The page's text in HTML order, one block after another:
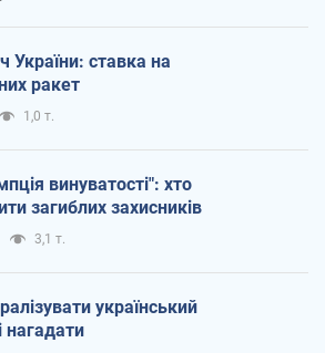
України: ставка на
ракет
1,0 т.
винуватості": хто
загиблих захисників
3,1 т.
український
нагадати